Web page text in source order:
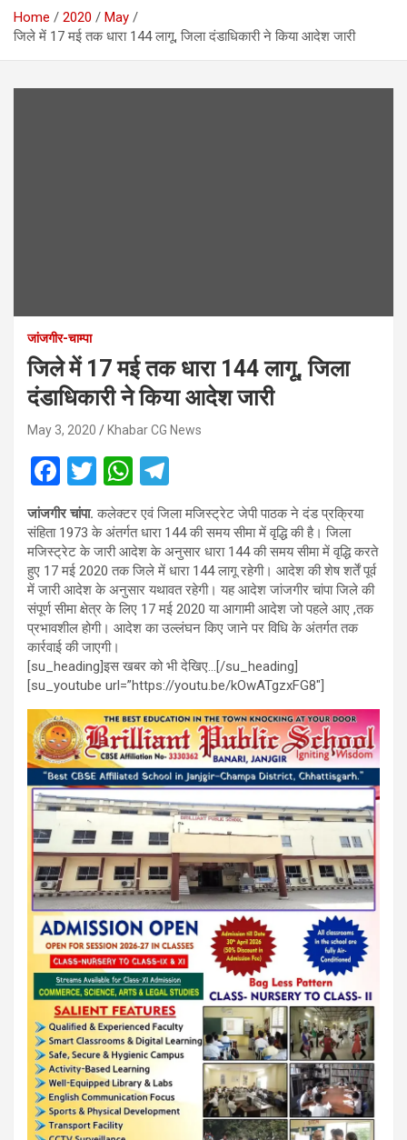
Home 2020
May
जिले में 17 मई तक धारा 144 लागू, जिला दंडाधिकारी ने किया आदेश जारी
जांजगीर-चाम्पा
जिले में 17 मई तक धारा 144 लागू, जिला
दंडाधिकारी ने किया आदेश जारी
May 3, 2020 Khabar CG News
F
a
ce
b
o
o
k
T
wi
tt
er
W
h
at
s
A
p
el
e
gr
a
m
जांजगीर चांपा. कलेक्टर एवं जिला मजिस्ट्रेट जेपी पाठक ने दंड प्रक्रिया
संहिता 1973 के अंतर्गत धारा 144 की समय सीमा में वृद्धि की है। जिला
मजिस्ट्रेट के जारी आदेश के अनुसार धारा 144 की समय सीमा में वृद्धि करते
हुए 17 मई 2020 तक जिले में धारा 144 लागू रहेगी। आदेश की शेष शर्तें पूर्व
में जारी आदेश के अनुसार यथावत रहेगी। यह आदेश जांजगीर चांपा जिले की
संपूर्ण सीमा क्षेत्र के लिए 17 मई 2020 या आगामी आदेश जो पहले आए ,तक
प्रभावशील होगी। आदेश का उल्लंघन किए जाने पर विधि के अंतर्गत तक
कार्रवाई की जाएगी।
[su_heading]इस खबर को भी देखिए…[/su_heading]
[su_youtube url=”https://youtu.be/kOwATgzxFG8″]